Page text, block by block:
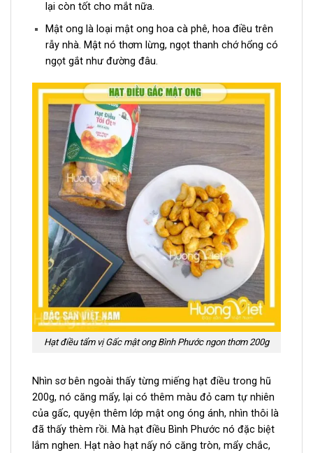
lại còn tốt cho mắt nữa.
Mật ong là loại mật ong hoa cà phê, hoa điều trên
rẫy nhà. Mật nó thơm lừng, ngọt thanh chớ hổng có
ngọt gắt như đường đâu.
Hạt điều tẩm vị Gấc mật ong Bình Phước ngon thơm 200g
Nhìn sơ bên ngoài thấy từng miếng hạt điều trong hũ
200g, nó căng mẩy, lại có thêm màu đỏ cam tự nhiên
của gấc, quyện thêm lớp mật ong óng ánh, nhìn thôi là
đã thấy thèm rồi. Mà hạt điều Bình Phước nó đặc biệt
lắm nghen. Hạt nào hạt nấy nó căng tròn, mẩy chắc,